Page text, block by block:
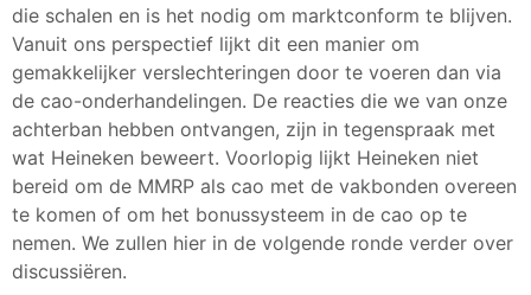
die schalen en is het nodig om marktconform te blijven.
Vanuit ons perspectief lijkt dit een manier om
gemakkelijker verslechteringen door te voeren dan via
de cao-onderhandelingen. De reacties die we van onze
achterban hebben ontvangen, zijn in tegenspraak met
wat Heineken beweert. Voorlopig lijkt Heineken niet
bereid om de MMRP als cao met de vakbonden overeen
te komen of om het bonussysteem in de cao op te
nemen. We zullen hier in de volgende ronde verder over
discussiëren.